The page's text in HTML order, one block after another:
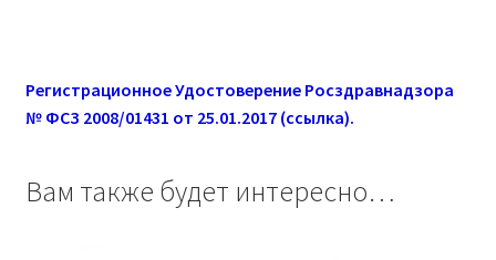
Регистрационное Удостоверение Росздравнадзора
№ ФСЗ 2008/01431 от 25.01.2017 (ссылка).
Вам также будет интересно…